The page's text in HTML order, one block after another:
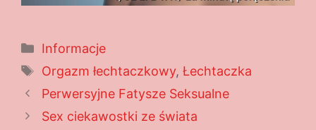
Kategorie
Informacje
Tagi
Orgazm łechtaczkowy, Łechtaczka
Perwersyjne Fatysze Seksualne
Sex ciekawostki ze świata